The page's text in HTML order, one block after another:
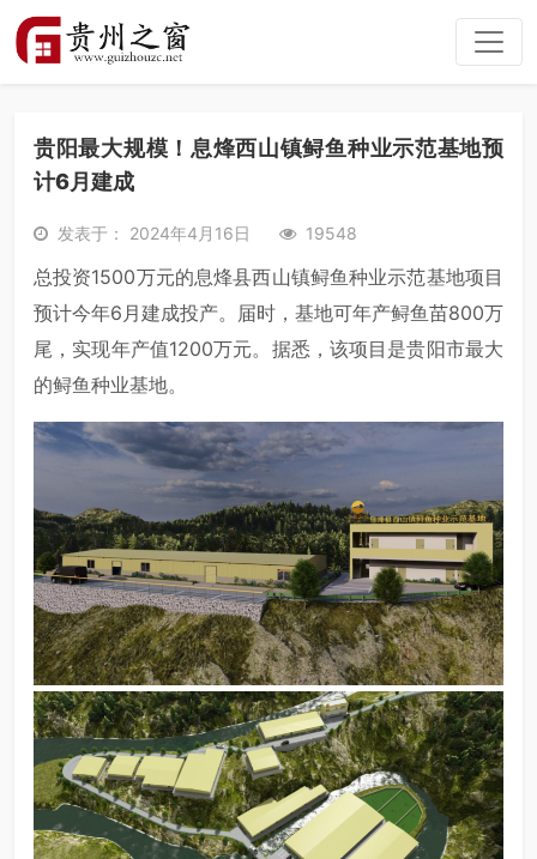
贵阳最大规模！息烽西山镇鲟鱼种业示范基地预
计6月建成
发表于： 2024年4月16日 19548
总投资1500万元的息烽县西山镇鲟鱼种业示范基地项目
预计今年6月建成投产。届时，基地可年产鲟鱼苗800万
尾，实现年产值1200万元。据悉，该项目是贵阳市最大
的鲟鱼种业基地。